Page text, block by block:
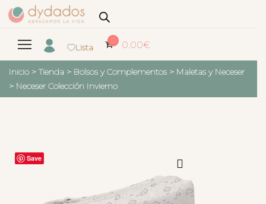
Lista
0 0.00€
Inicio > Tienda > Bolsos y Complementos > Maletas y Neceser
> Neceser Colección Invierno
Save